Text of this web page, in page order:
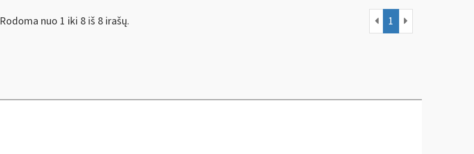
Rodoma nuo 1 iki 8 iš 8 irašų. 1